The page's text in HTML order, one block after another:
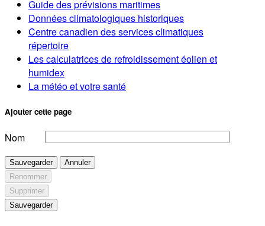
Guide des prévisions maritimes
Données climatologiques historiques
Centre canadien des services climatiques
répertoire
Les calculatrices de refroidissement éolien et
humidex
La météo et votre santé
Ajouter cette page
Nom
Sauvegarder
Annuler
Renommer
Supprimer
Sauvegarder